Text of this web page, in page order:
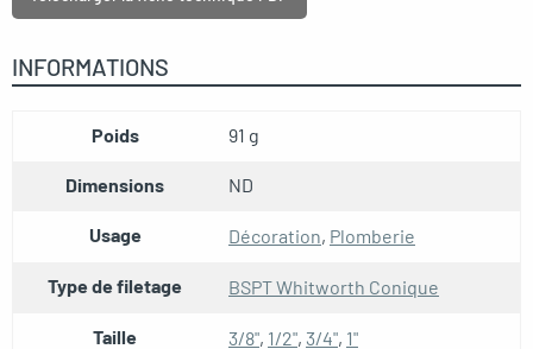
INFORMATIONS
Poids 91 g
Dimensions ND
Usage Décoration, Plomberie
Type de filetage BSPT Whitworth Conique
Taille 3/8", 1/2", 3/4", 1"